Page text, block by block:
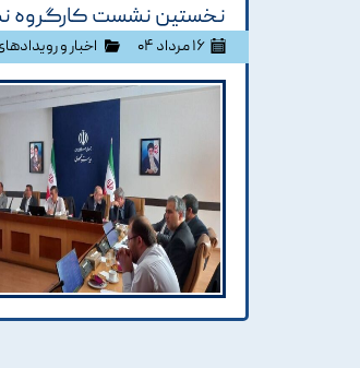
نخستین نشست کارگروه
۱۶ مرداد ۰۴ اخبار و